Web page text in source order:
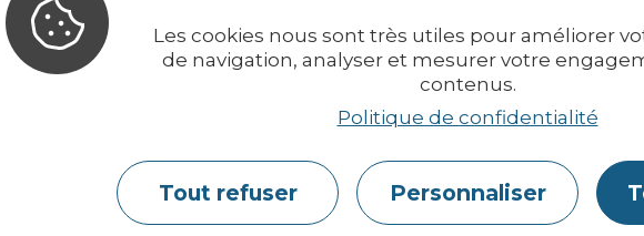
Les cookies nous sont très utiles pour améliorer
de navigation, analyser et mesurer votre
contenus.
Politique de confidentialité
Tout refuser Personnaliser
Binic-Etables sur Mer Tourisme
22520 Binic-Etables sur Mer
Tél. 02 96 73 60 12
Nos horaires
Dimanche et jours